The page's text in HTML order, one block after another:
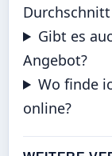
Gibt es
Angebot?
Wo finde
online?